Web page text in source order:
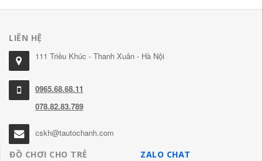
LIÊN HỆ
111 Triều Khúc - Thanh Xuân - Hà Nội
0965.68.68.11
078.82.83.789
cskh@tautochanh.com
ĐỒ CHƠI CHO TRẺ
ZALO CHAT